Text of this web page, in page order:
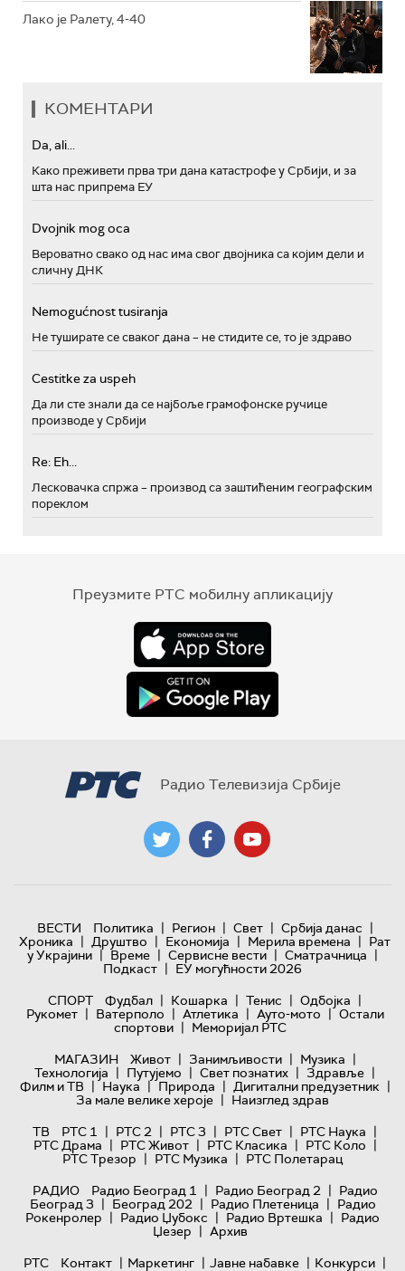
Лако је Ралету, 4-40
КОМЕНТАРИ
Da, ali...
Како преживети прва три дана катастрофе у Србији, и за
шта нас припрема ЕУ
Dvojnik mog oca
Вероватно свако од нас има свог двојника са којим дели и
сличну ДНК
Nemogućnost tusiranja
Не туширате се сваког дана – не стидите се, то је здраво
Cestitke za uspeh
Да ли сте знали да се најбоље грамофонске ручице
производе у Србији
Re: Eh...
Лесковачка спржа – производ са заштићеним географским
пореклом
Преузмите РТС мобилну апликацију
Радио Телевизија Србије
ВЕСТИ Политика | Регион | Свет | Србија данас |
Хроника | Друштво | Економија | Мерила времена | Рат
у Украјини | Време | Сервисне вести | Сматрачница |
Подкаст | ЕУ могућности 2026
СПОРТ
Фудбал | Кошарка | Тенис | Одбојка |
Рукомет | Ватерполо | Атлетика | Ауто-мото | Остали
спортови | Меморијал РТС
МАГАЗИН
Живот | Занимљивости | Музика |
Технологијa | Путујемо | Свет познатих | Здравље |
Филм и ТВ | Наука | Природа | Дигитални предузетник |
За мале велике хероје | Наизглед здрав
ТВ
РТС 1 | РТС 2 | РТС 3 | РТС Свет | РТС Наука |
РТС Драма | РТС Живот | РТС Класика | РТС Коло |
РТС Трезор | РТС Музика | РТС Полетарац
РАДИО
Радио Београд 1 | Радио Београд 2 | Радио
Београд 3 | Београд 202 | Радио Плетеница | Радио
Рокенролер | Радио Џубокс | Радио Вртешка | Радио
Џезер | Архив
РТС
Контакт | Маркетинг | Јавне набавке | Конкурси |